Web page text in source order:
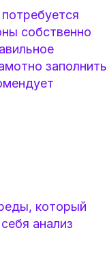
собственно
заполнить
который
анализ